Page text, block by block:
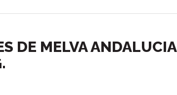
DE MELVA ANDALUCIA